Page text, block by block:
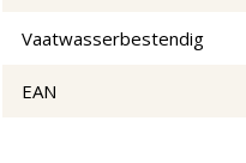
Vaatwasserbestendig
EAN